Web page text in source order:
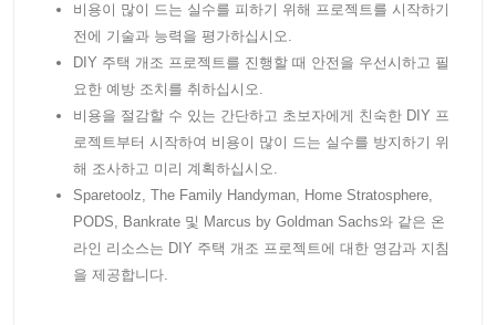
비용이 많이 드는 실수를 피하기 위해 프로젝트를 시작하기
전에 기술과 능력을 평가하십시오.
DIY 주택 개조 프로젝트를 진행할 때 안전을 우선시하고 필
요한 예방 조치를 취하십시오.
비용을 절감할 수 있는 간단하고 초보자에게 친숙한 DIY 프
로젝트부터 시작하여 비용이 많이 드는 실수를 방지하기 위
해 조사하고 미리 계획하십시오.
Sparetoolz, The Family Handyman, Home Stratosphere,
PODS, Bankrate 및 Marcus by Goldman Sachs와 같은 온
라인 리소스는 DIY 주택 개조 프로젝트에 대한 영감과 지침
을 제공합니다.